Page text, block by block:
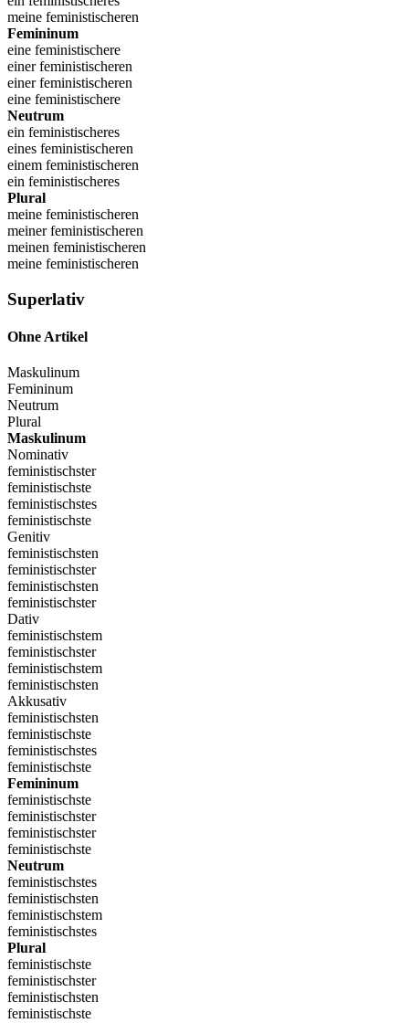
meine feministischeren
Femininum
eine feministischere
einer feministischeren
einer feministischeren
eine feministischere
Neutrum
ein feministischeres
eines feministischeren
einem feministischeren
ein feministischeres
Plural
meine feministischeren
meiner feministischeren
meinen feministischeren
meine feministischeren
Superlativ
Ohne Artikel
Maskulinum
Femininum
Neutrum
Plural
Maskulinum
Nominativ
feministischster
feministischste
feministischstes
feministischste
Genitiv
feministischsten
feministischster
feministischsten
feministischster
Dativ
feministischstem
feministischster
feministischstem
feministischsten
Akkusativ
feministischsten
feministischste
feministischstes
feministischste
Femininum
feministischste
feministischster
feministischster
feministischste
Neutrum
feministischstes
feministischsten
feministischstem
feministischstes
Plural
feministischste
feministischster
feministischsten
feministischste